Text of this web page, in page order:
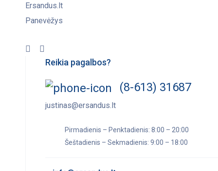
Ersandus.lt
Panevėžys
Reikia pagalbos?
(8-613) 31687
justinas@ersandus.lt
Pirmadienis – Penktadienis: 8:00 – 20:00
Šeštadienis – Sekmadienis: 9:00 – 18:00